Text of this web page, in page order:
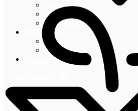
Гарантии
Оплата и доставка
Акции и скидки
Информация
Блог
Новости
Контакты